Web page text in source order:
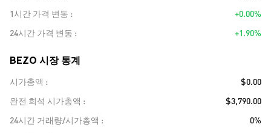
1시간 가격 변동
+0.00%
24시간 가격 변동
+1.90%
BEZO 시장 통계
시가총액
$0.00
완전 희석 시가총액
$3,790.00
24시간 거래량/시가총액
0%